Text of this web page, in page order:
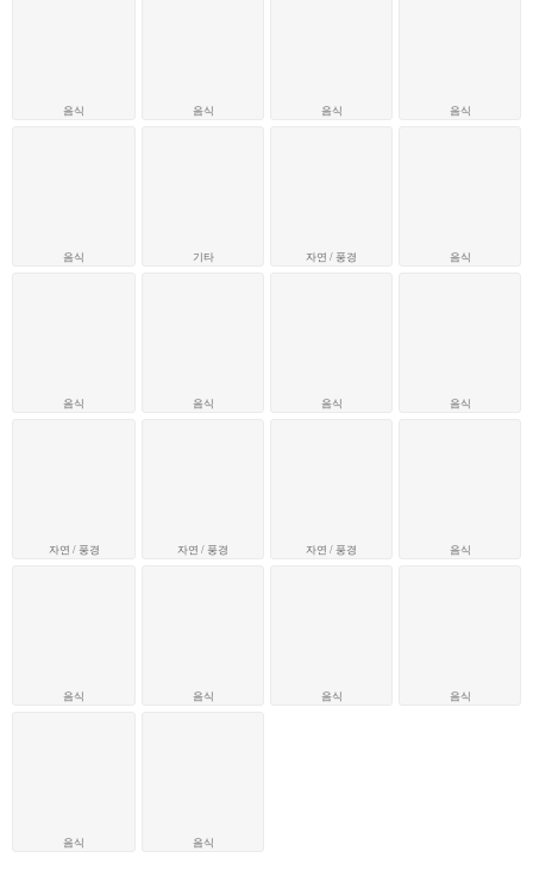
음식
음식
음식
자연 / 풍경
음식
음식
음식
기타
음식
자연 / 풍경
음식
음식
음식
자연 / 풍경
음식
자연 / 풍경
음식
음식
음식
음식
음식
음식